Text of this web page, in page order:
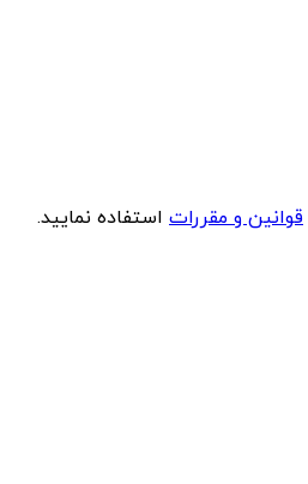
قوانین و مقررات استفاده نمایید.